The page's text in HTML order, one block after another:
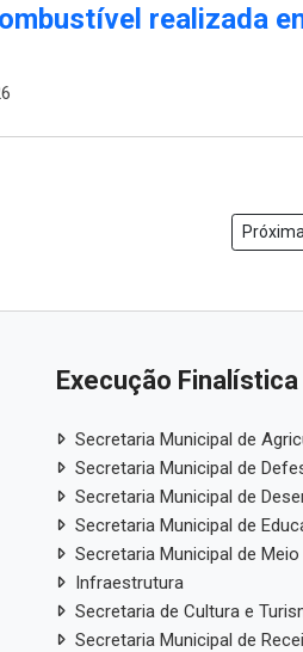
realizada
Execução Finalística
Secretaria Municipal de
Secretaria Municipal de
Secretaria Municipal de
Secretaria Municipal de
Secretaria Municipal de
Infraestrutura
Secretaria de Cultura e
Secretaria Municipal de